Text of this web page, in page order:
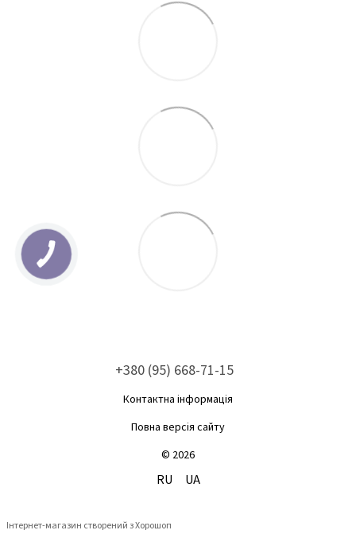
+380 (95) 668-71-15
Контактна інформація
Повна версія сайту
© 2026
RU UA
Інтернет-магазин створений з Хорошоп